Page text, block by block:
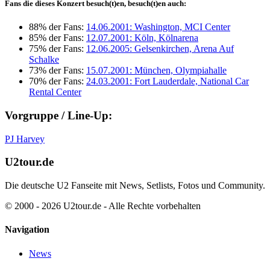
Fans die dieses Konzert besuch(t)en, besuch(t)en auch:
88% der Fans: 14.06.2001: Washington, MCI Center
85% der Fans: 12.07.2001: Köln, Kölnarena
75% der Fans: 12.06.2005: Gelsenkirchen, Arena Auf
Schalke
73% der Fans: 15.07.2001: München, Olympiahalle
70% der Fans: 24.03.2001: Fort Lauderdale, National Car
Rental Center
Vorgruppe / Line-Up:
PJ Harvey
U2tour.de
Die deutsche U2 Fanseite mit News, Setlists, Fotos und Community.
© 2000 - 2026 U2tour.de - Alle Rechte vorbehalten
Navigation
News